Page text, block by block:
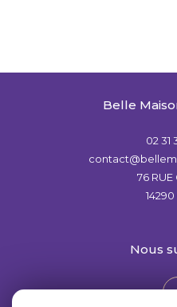
Belle
02 31
76 RUE
14290
nous